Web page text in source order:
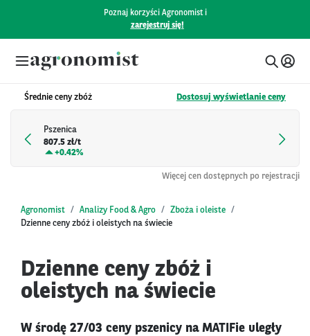
Poznaj korzyści Agronomist i
zarejestruj się!
Średnie ceny zbóż Dostosuj wyświetlanie ceny
Pszenica
807.5 zł/t
+0.42%
Więcej cen dostępnych po rejestracji
Agronomist Analizy Food & Agro
Zboża i oleiste
Dzienne ceny zbóż i oleistych na świecie
Dzienne ceny zbóż i
oleistych na świecie
W środę 27/03 ceny pszenicy na MATIFie uległy